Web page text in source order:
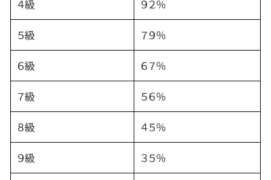
４級 ９２％
５級 ７９％
６級 ６７％
７級 ５６％
８級 ４５％
９級 ３５％